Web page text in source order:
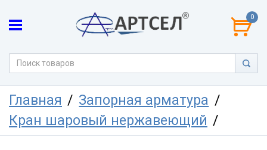
0
Главная
Запорная арматура
Кран шаровый нержавеющий